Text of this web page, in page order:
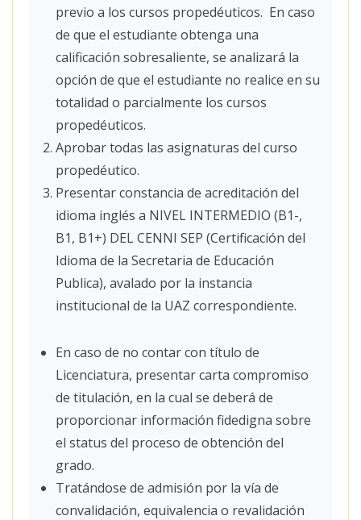
previo a los cursos propedéuticos. En caso
de que el estudiante obtenga una
calificación sobresaliente, se analizará la
opción de que el estudiante no realice en su
totalidad o parcialmente los cursos
propedéuticos.
Aprobar todas las asignaturas del curso
propedéutico.
Presentar constancia de acreditación del
idioma inglés a NIVEL INTERMEDIO (B1-,
B1, B1+) DEL CENNI SEP (Certificación del
Idioma de la Secretaria de Educación
Publica), avalado por la instancia
institucional de la UAZ correspondiente.
En caso de no contar con título de
Licenciatura, presentar carta compromiso
de titulación, en la cual se deberá de
proporcionar información fidedigna sobre
el status del proceso de obtención del
grado.
Tratándose de admisión por la vía de
convalidación, equivalencia o revalidación